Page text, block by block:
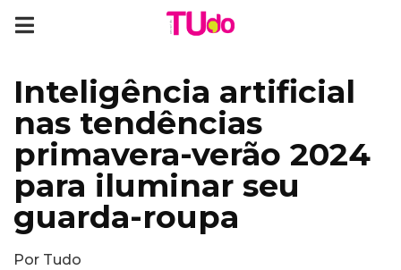
Inteligência artificial
nas tendências
primavera-verão 2024
para iluminar seu
guarda-roupa
Por Tudo